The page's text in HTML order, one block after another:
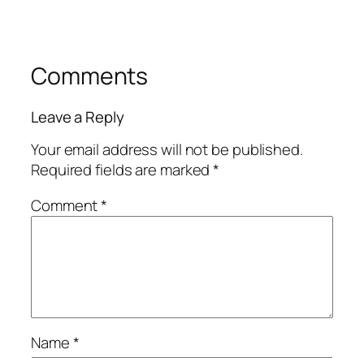
Comments
Leave a Reply
Your email address will not be published.
Required fields are marked*
Comment*
Name*